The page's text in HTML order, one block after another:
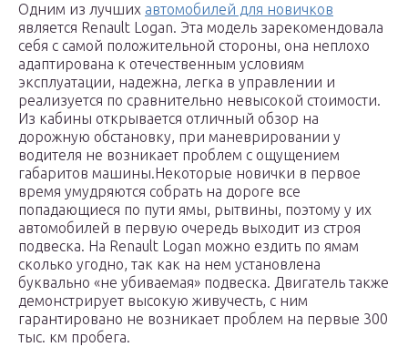
Одним из лучших автомобилей для новичков
является Renault Logan. Эта модель зарекомендовала
себя с самой положительной стороны, она неплохо
адаптирована к отечественным условиям
эксплуатации, надежна, легка в управлении и
реализуется по сравнительно невысокой стоимости.
Из кабины открывается отличный обзор на
дорожную обстановку, при маневрировании у
водителя не возникает проблем с ощущением
габаритов машины.Некоторые новички в первое
время умудряются собрать на дороге все
попадающиеся по пути ямы, рытвины, поэтому у их
автомобилей в первую очередь выходит из строя
подвеска. На Renault Logan можно ездить по ямам
сколько угодно, так как на нем установлена
буквально «не убиваемая» подвеска. Двигатель также
демонстрирует высокую живучесть, с ним
гарантировано не возникает проблем на первые 300
тыс. км пробега.